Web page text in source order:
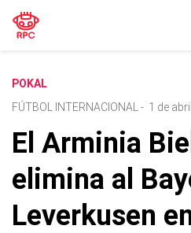
POKAL
FÚTBOL INTERNACIONAL
- 1 de
El Arminia
elimina al
Leverkusen